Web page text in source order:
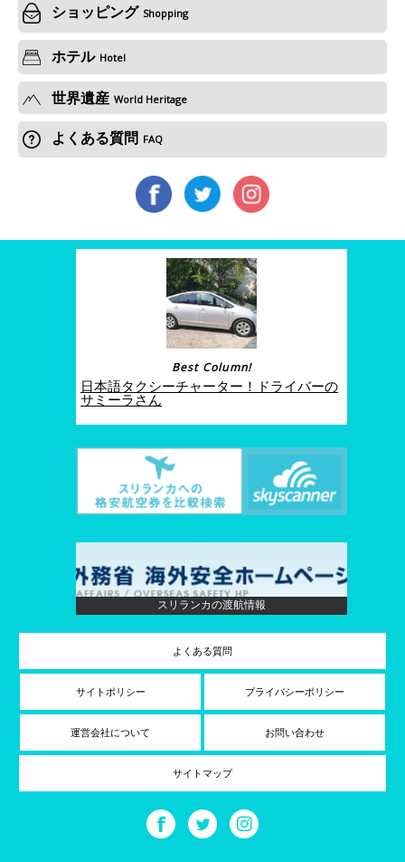
ショッピング Shopping
ホテル Hotel
世界遺産 World Heritage
よくある質問 FAQ
Best Column!
日本語タクシーチャーター！ドライバーの
サミーラさん
スリランカの渡航情報
よくある質問
サイトポリシー プライバシーポリシー
運営会社について お問い合わせ
サイトマップ